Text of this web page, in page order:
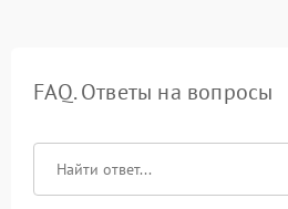
FAQ. Ответы на вопросы